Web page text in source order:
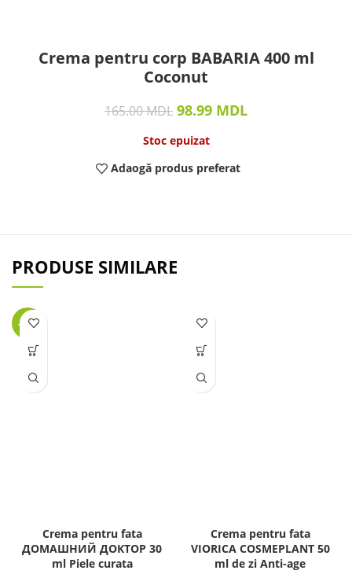
Crema pentru corp BABARIA 400 ml
Coconut
165.00MDL 98.99 MDL
Stoc epuizat
Adaogă produs preferat
PRODUSE SIMILARE
-27%
Crema pentru fata
ДОМАШНИЙ ДОКТОР 30
ml Piele curata
Crema pentru fata
VIORICA COSMEPLANT 50
ml de zi Anti-age